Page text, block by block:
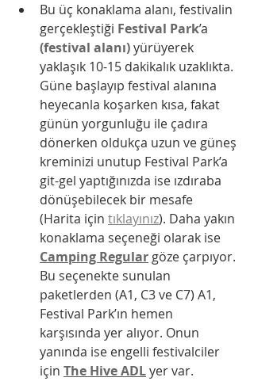
Bu üç konaklama alanı, festivalin
gerçekleştiği Festival Park’a
(festival alanı) yürüyerek
yaklaşık 10-15 dakikalık uzaklıkta.
Güne başlayıp festival alanına
heyecanla koşarken kısa, fakat
günün yorgunluğu ile çadıra
dönerken oldukça uzun ve güneş
kreminizi unutup Festival Park’a
git-gel yaptığınızda ise ızdıraba
dönüşebilecek bir mesafe
(Harita için tıklayınız). Daha yakın
konaklama seçeneği olarak ise
Camping Regular göze çarpıyor.
Bu seçenekte sunulan
paketlerden (A1, C3 ve C7) A1,
Festival Park’ın hemen
karşısında yer alıyor. Onun
yanında ise engelli festivalciler
için The Hive ADL yer var.